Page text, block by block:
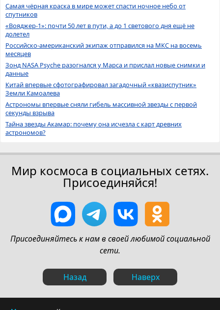
Самая чёрная краска в мире может спасти ночное небо от
спутников
«Вояджер-1»: почти 50 лет в пути, а до 1 светового дня ещё не
долетел
Российско-американский экипаж отправился на МКС на восемь
месяцев
Зонд NASA Psyche разогнался у Марса и прислал новые снимки и
данные
Китай впервые сфотографировал загадочный «квазиспутник»
Земли Камоалева
Астрономы впервые сняли гибель массивной звезды с первой
секунды взрыва
Тайна звезды Акамар: почему она исчезла с карт древних
астрономов?
Мир космоса в социальных сетях.
Присоединяйся!
Присоединяйтесь к нам в своей любимой социальной
сети.
Назад Наверх